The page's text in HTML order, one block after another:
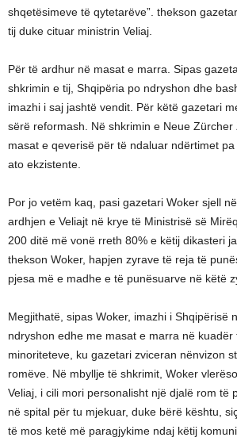
shqetësimeve të qytetarëve”. thekson
tij duke cituar ministrin Veliaj.
Për të ardhur në masat e marra. Sipas
shkrimin e tij, Shqipëria po ndryshon dhe
imazhi i saj jashtë vendit. Për këtë gazetari
sërë reformash. Në shkrimin e Neue Zürcher
masat e qeverisë për të ndaluar ndërtimet
ato ekzistente.
Por jo vetëm kaq, pasi gazetari Woker sjell
ardhjen e Veliajt në krye të Ministrisë së
200 ditë më vonë rreth 80% e këtij dikasteri
thekson Woker, hapjen zyrave të reja të
pjesa më e madhe e të punësuarve në këtë
Megjithatë, sipas Woker, imazhi i Shqipërisë
ndryshon edhe me masat e marra në kuadër
minoriteteve, ku gazetari zviceran nënvizon
romëve. Në mbyllje të shkrimit, Woker
Veliaj, i cili mori personalisht një djalë rom të
në spital për tu mjekuar, duke bërë kështu,
të mos ketë më paragjykime ndaj këtij